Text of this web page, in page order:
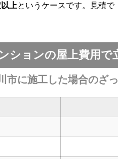
上というケースです。見積
ションの屋上費用で
市に施工した場合のざ